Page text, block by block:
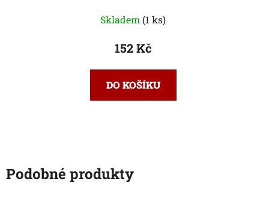
Skladem (1 ks)
152 Kč
DO KOŠÍKU
Podobné produkty